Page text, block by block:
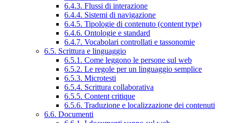
6.4.3. Flussi di interazione
6.4.4. Sistemi di navigazione
6.4.5. Tipologie di contenuto (content type)
6.4.6. Ontologie e standard
6.4.7. Vocabolari controllati e tassonomie
6.5. Scrittura e linguaggio
6.5.1. Come leggono le persone sul web
6.5.2. Le regole per un linguaggio semplice
6.5.3. Microtesti
6.5.4. Scrittura collaborativa
6.5.5. Content critique
6.5.6. Traduzione e localizzazione dei contenuti
6.6. Documenti